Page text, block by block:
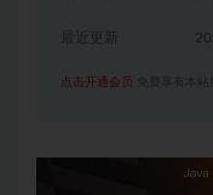
点击开通会员 免费享有本站